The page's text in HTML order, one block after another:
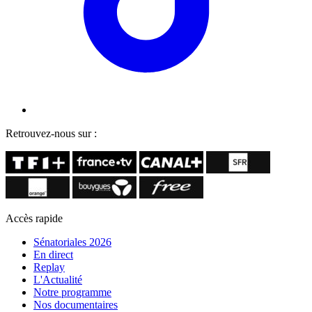
Retrouvez-nous sur :
Accès rapide
Sénatoriales 2026
En direct
Replay
L'Actualité
Notre programme
Nos documentaires